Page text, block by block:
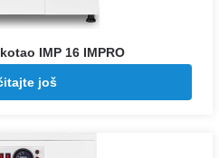
IMP 16 IMPRO
za cenu
još